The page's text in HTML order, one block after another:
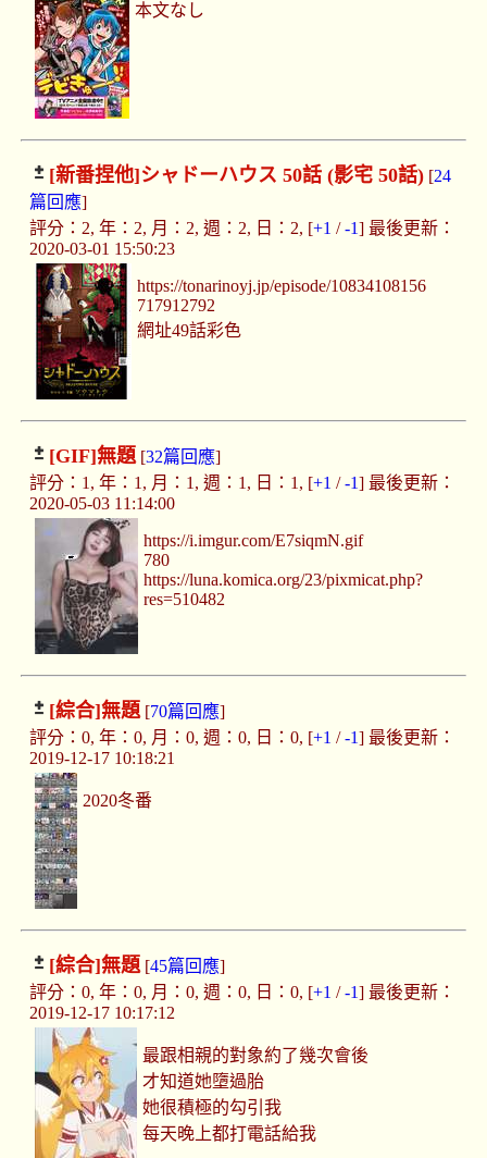
本文なし
[新番捏他]シャドーハウス 50話 (影宅 50話)[24
篇回應]
評分：2, 年：2, 月：2, 週：2, 日：2, [+1 /-1] 最後更新：
2020-03-01 15:50:23
https://tonarinoyj.jp/episode/10834108156
717912792
網址49話彩色
[GIF]無題[32篇回應]
評分：1, 年：1, 月：1, 週：1, 日：1, [+1 /-1] 最後更新：
2020-05-03 11:14:00
https://i.imgur.com/E7siqmN.gif
780
https://luna.komica.org/23/pixmicat.php?
res=510482
[綜合]無題[70篇回應]
評分：0, 年：0, 月：0, 週：0, 日：0, [+1 /-1] 最後更新：
2019-12-17 10:18:21
2020冬番
[綜合]無題[45篇回應]
評分：0, 年：0, 月：0, 週：0, 日：0, [+1 /-1] 最後更新：
2019-12-17 10:17:12
最跟相親的對象約了幾次會後
才知道她墮過胎
她很積極的勾引我
每天晚上都打電話給我